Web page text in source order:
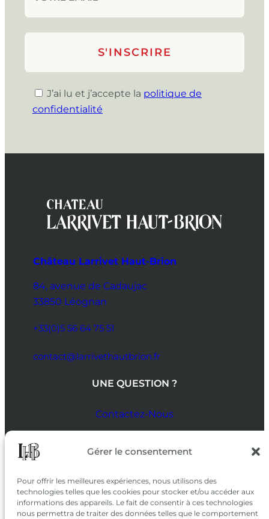
Gérer le consentement
Pour offrir les meilleures expériences, nous utilisons des
technologies telles que les cookies pour stocker et/ou accéder aux
informations des appareils. Le fait de consentir à ces technologies
nous permettra de traiter des données telles que le comportement
J’ai lu et j’accepte la politique de
confidentialité
Château Larrivet Haut-Brion
84, avenue de Cadaujac
33850 Léognan
+33(0)5 56 64 75 51
contact@larrivethautbrion.fr
UNE QUESTION ?
Contactez-Nous
SUIVEZ-NOUS
SUR LES RÉSEAUX